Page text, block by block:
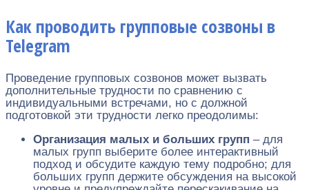
Как проводить групповые созвоны в
Telegram
Проведение групповых созвонов может вызвать
дополнительные трудности по сравнению с
индивидуальными встречами, но с должной
подготовкой эти трудности легко преодолимы:
Организация малых и больших групп – для
малых групп выберите более интерактивный
подход и обсудите каждую тему подробно; для
больших групп держите обсуждения на высокой